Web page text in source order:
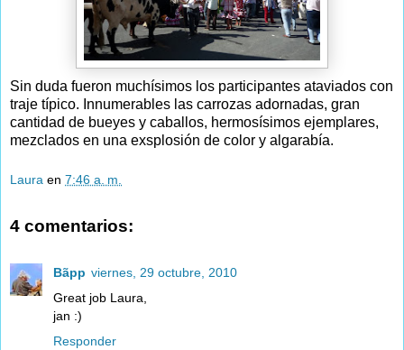
Sin duda fueron muchísimos los participantes ataviados con
traje típico. Innumerables las carrozas adornadas, gran
cantidad de bueyes y caballos, hermosísimos ejemplares,
mezclados en una exsplosión de color y algarabía.
Laura en 7:46 a. m.
4 comentarios:
Bãpp viernes, 29 octubre, 2010
Great job Laura,
jan :)
Responder